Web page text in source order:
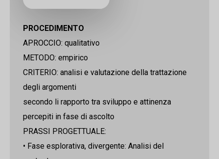
PROCEDIMENTO
APROCCIO: qualitativo
METODO: empirico
CRITERIO: analisi e valutazione della trattazione
degli argomenti
secondo li rapporto tra sviluppo e attinenza
percepiti in fase di ascolto
PRASSI PROGETTUALE:
• Fase esplorativa, divergente: Analisi del